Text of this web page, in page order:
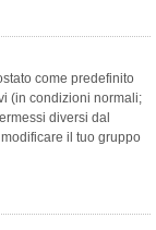
come predefinito
(in condizioni normali;
diversi dal
il tuo gruppo